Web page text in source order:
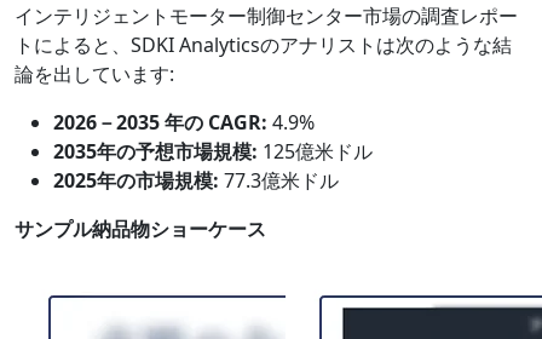
インテリジェントモーター制御センター市場の調査レポー
トによると、SDKI Analyticsのアナリストは次のような結
論を出しています:
2026－2035 年の CAGR: 4.9%
2035年の予想市場規模: 125億米ドル
2025年の市場規模: 77.3億米ドル
サンプル納品物ショーケース